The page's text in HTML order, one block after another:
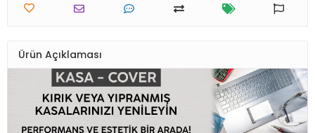
Ürün Açıklaması